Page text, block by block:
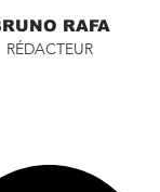
RAFA
RÉDACTEUR